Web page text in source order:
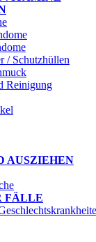
/ Schutzhüllen
Reinigung
AUSZIEHEN
FÄLLE